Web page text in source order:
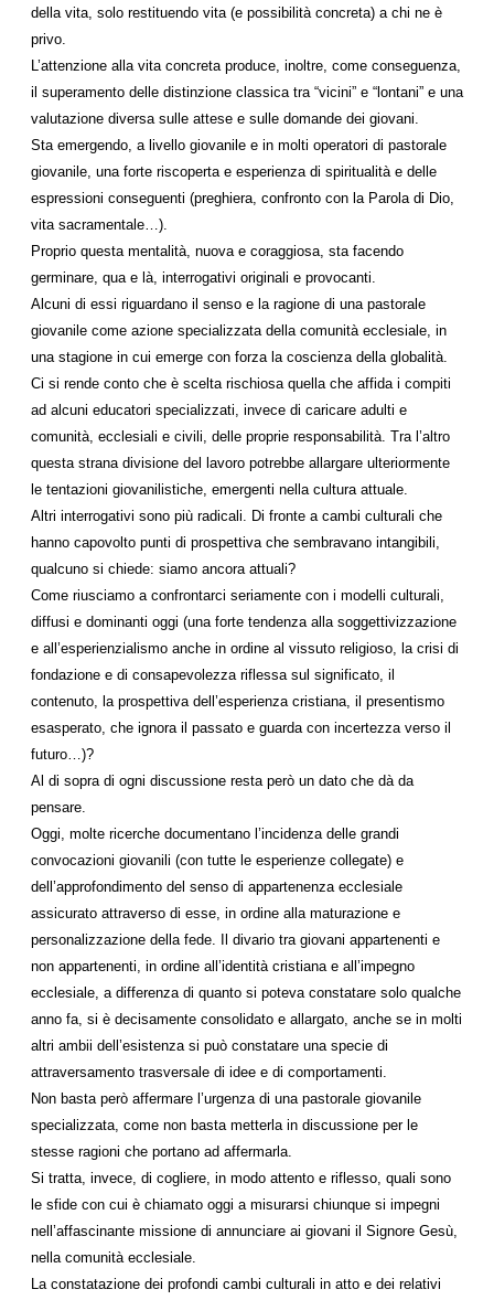
della vita, solo restituendo vita (e possibilità concreta) a chi ne è
privo.
L’attenzione alla vita concreta produce, inoltre, come conseguenza,
il superamento delle distinzione classica tra “vicini” e “lontani” e una
valutazione diversa sulle attese e sulle domande dei giovani.
Sta emergendo, a livello giovanile e in molti operatori di pastorale
giovanile, una forte riscoperta e esperienza di spiritualità e delle
espressioni conseguenti (preghiera, confronto con la Parola di Dio,
vita sacramentale…).
Proprio questa mentalità, nuova e coraggiosa, sta facendo
germinare, qua e là, interrogativi originali e provocanti.
Alcuni di essi riguardano il senso e la ragione di una pastorale
giovanile come azione specializzata della comunità ecclesiale, in
una stagione in cui emerge con forza la coscienza della globalità.
Ci si rende conto che è scelta rischiosa quella che affida i compiti
ad alcuni educatori specializzati, invece di caricare adulti e
comunità, ecclesiali e civili, delle proprie responsabilità. Tra l’altro
questa strana divisione del lavoro potrebbe allargare ulteriormente
le tentazioni giovanilistiche, emergenti nella cultura attuale.
Altri interrogativi sono più radicali. Di fronte a cambi culturali che
hanno capovolto punti di prospettiva che sembravano intangibili,
qualcuno si chiede: siamo ancora attuali?
Come riusciamo a confrontarci seriamente con i modelli culturali,
diffusi e dominanti oggi (una forte tendenza alla soggettivizzazione
e all’esperienzialismo anche in ordine al vissuto religioso, la crisi di
fondazione e di consapevolezza riflessa sul significato, il
contenuto, la prospettiva dell’esperienza cristiana, il presentismo
esasperato, che ignora il passato e guarda con incertezza verso il
futuro…)?
Al di sopra di ogni discussione resta però un dato che dà da
pensare.
Oggi, molte ricerche documentano l’incidenza delle grandi
convocazioni giovanili (con tutte le esperienze collegate) e
dell’approfondimento del senso di appartenenza ecclesiale
assicurato attraverso di esse, in ordine alla maturazione e
personalizzazione della fede. Il divario tra giovani appartenenti e
non appartenenti, in ordine all’identità cristiana e all’impegno
ecclesiale, a differenza di quanto si poteva constatare solo qualche
anno fa, si è decisamente consolidato e allargato, anche se in molti
altri ambii dell’esistenza si può constatare una specie di
attraversamento trasversale di idee e di comportamenti.
Non basta però affermare l’urgenza di una pastorale giovanile
specializzata, come non basta metterla in discussione per le
stesse ragioni che portano ad affermarla.
Si tratta, invece, di cogliere, in modo attento e riflesso, quali sono
le sfide con cui è chiamato oggi a misurarsi chiunque si impegni
nell’affascinante missione di annunciare ai giovani il Signore Gesù,
nella comunità ecclesiale.
La constatazione dei profondi cambi culturali in atto e dei relativi